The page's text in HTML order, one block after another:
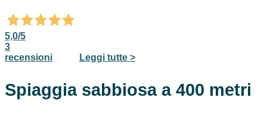
5,0/5
3
recensioni
Leggi tutte >
Spiaggia sabbiosa a 400 metri